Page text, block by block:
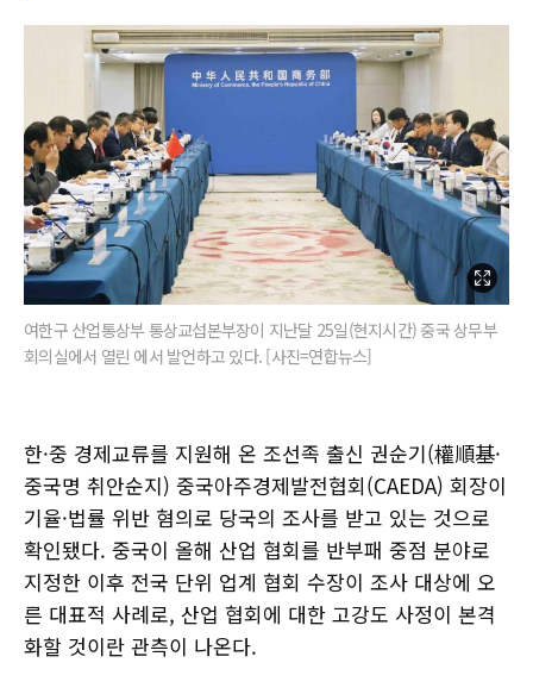
여한구 산업통상부 통상교섭본부장이 지난달 25일(현지시간) 중국 상무부
회의실에서 열린 에서 발언하고 있다. [사진=연합뉴스]
한·중 경제교류를 지원해 온 조선족 출신 권순기(權順基·
중국명 취안순지) 중국아주경제발전협회(CAEDA) 회장이
기율·법률 위반 혐의로 당국의 조사를 받고 있는 것으로
확인됐다. 중국이 올해 산업 협회를 반부패 중점 분야로
지정한 이후 전국 단위 업계 협회 수장이 조사 대상에 오
른 대표적 사례로, 산업 협회에 대한 고강도 사정이 본격
화할 것이란 관측이 나온다.